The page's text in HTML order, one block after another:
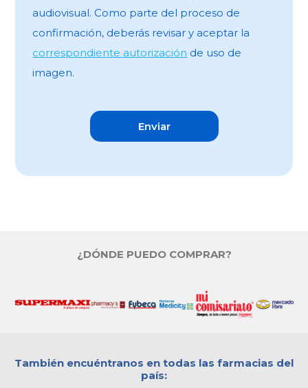
audiovisual. Como parte del proceso de
confirmación, deberás revisar y aceptar la
correspondiente autorización de uso de
imagen.
Enviar
¿DÓNDE PUEDO COMPRAR?
También encuéntranos en todas las farmacias del
país: